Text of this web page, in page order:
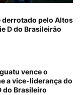
derrotado pelo Altos
D do Brasileirão
vence o
a vice-liderança do
do Brasileiro